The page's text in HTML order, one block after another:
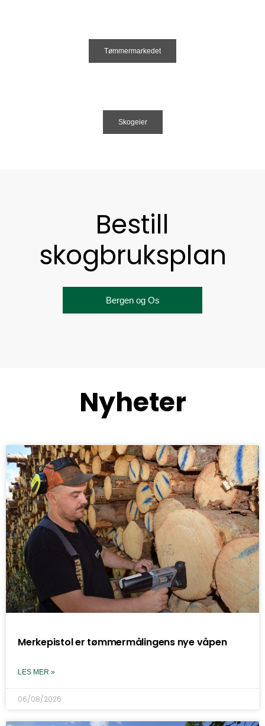
Tømmermarkedet
Skogeier
Bestill
skogbruksplan
Bergen og Os
Nyheter
Merkepistol er tømmermålingens nye våpen
LES MER »
06/08/2026